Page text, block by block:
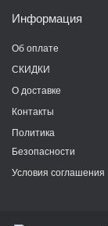
Информация
Об оплате
СКИДКИ
О доставке
Контакты
Политика
Безопасности
Условия соглашения